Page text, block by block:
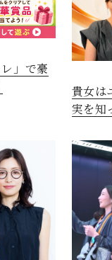
」で豪
貴女は
実を知